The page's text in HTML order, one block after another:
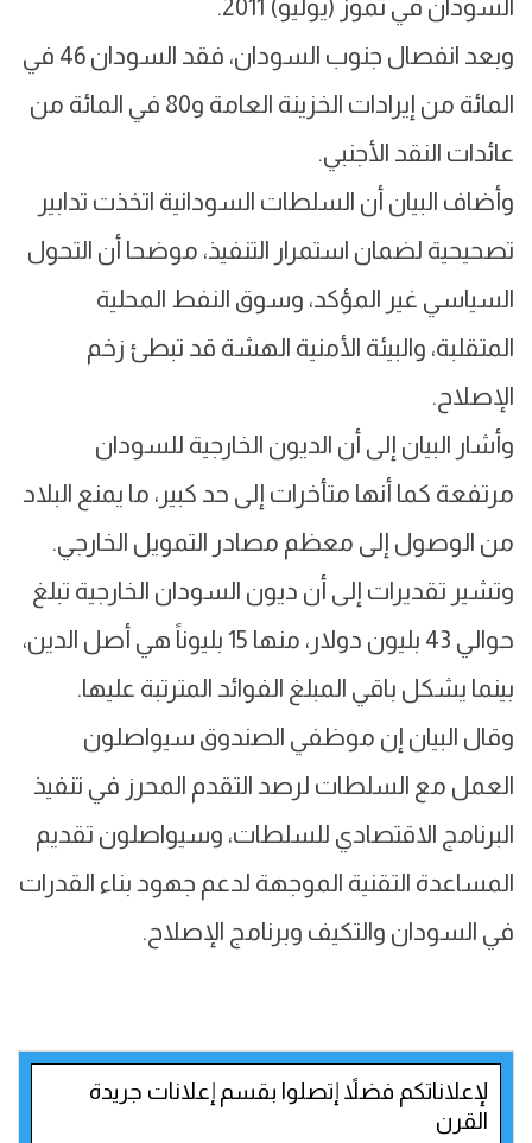
السودان في تموز (يوليو) 2011.
وبعد انفصال جنوب السودان، فقد السودان 46 في
المائة من إيرادات الخزينة العامة و80 في المائة من
عائدات النقد الأجنبي.
وأضاف البيان أن السلطات السودانية اتخذت تدابير
تصحيحية لضمان استمرار التنفيذ، موضحا أن التحول
السياسي غير المؤكد، وسوق النفط المحلية
المتقلبة، والبيئة الأمنية الهشة قد تبطئ زخم
الإصلاح.
وأشار البيان إلى أن الديون الخارجية للسودان
مرتفعة كما أنها متأخرات إلى حد كبير، ما يمنع البلاد
من الوصول إلى معظم مصادر التمويل الخارجي.
وتشير تقديرات إلى أن ديون السودان الخارجية تبلغ
حوالي 43 بليون دولار، منها 15 بليوناً هي أصل الدين،
بينما يشكل باقي المبلغ الفوائد المترتبة عليها.
وقال البيان إن موظفي الصندوق سيواصلون
العمل مع السلطات لرصد التقدم المحرز في تنفيذ
البرنامج الاقتصادي للسلطات، وسيواصلون تقديم
المساعدة التقنية الموجهة لدعم جهود بناء القدرات
في السودان والتكيف وبرنامج الإصلاح.
لإعلاناتكم فضلاً إتصلوا بقسم إعلانات جريدة
القرن